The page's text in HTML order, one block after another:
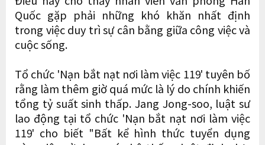
Quốc gặp phải những khó khăn nhất định
trong việc duy trì sự cân bằng giữa công việc và
cuộc sống.
Tổ chức 'Nạn bắt nạt nơi làm việc 119' tuyên bố
rằng làm thêm giờ quá mức là lý do chính khiến
tổng tỷ suất sinh thấp. Jang Jong-soo, luật sư
lao động tại tổ chức 'Nạn bắt nạt nơi làm việc
119' cho biết "Bất kể hình thức tuyển dụng